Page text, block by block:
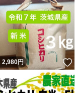
2,980円